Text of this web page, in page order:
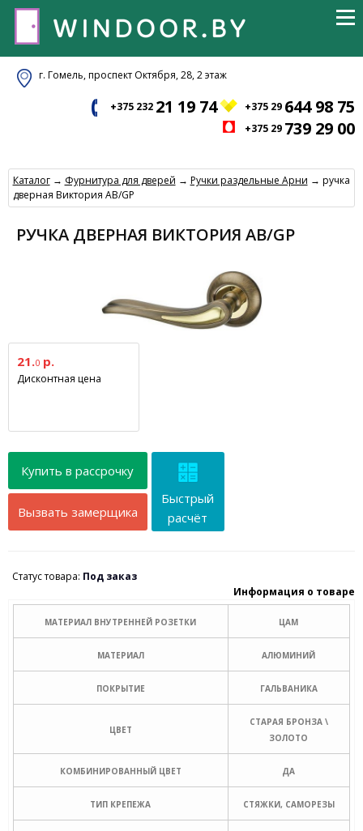
г. Гомель, проспект Октября, 28, 2 этаж
+375 232 21 19 74 +375 29 644 98 75
+375 29 739 29 00
Каталог→ Фурнитура для дверей → Ручки раздельные Арни → ручка
дверная Виктория АВ/GP
РУЧКА ДВЕРНАЯ ВИКТОРИЯ АВ/GP
21.0р.
Дисконтная цена
Купить в рассрочку
Вызвать замерщика
Быстрый
расчёт
Статус товара: Под заказ
Информация о товаре
МАТЕРИАЛ ВНУТРЕННЕЙ РОЗЕТКИ ЦАМ
МАТЕРИАЛ АЛЮМИНИЙ
ПОКРЫТИЕ ГАЛЬВАНИКА
ЦВЕТ
СТАРАЯ БРОНЗА \
ЗОЛОТО
КОМБИНИРОВАННЫЙ ЦВЕТ ДА
ТИП КРЕПЕЖА СТЯЖКИ, САМОРЕЗЫ